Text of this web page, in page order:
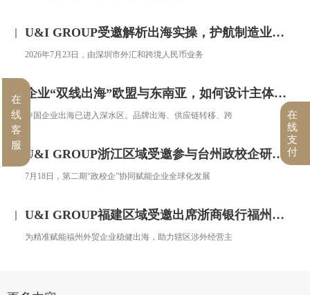
U&I GROUP受邀解析出海实操，护航制造业企业汇率风险管理
2026年7月23日，由深圳市外汇和跨境人民币业务
企业“双线出海”欧盟与东南亚，如何设计主体架构？——对话汇智集团
中国企业出海已进入深水区。品牌出海、供应链转移、跨
U&I GROUP浙江区域受邀参与台州政校企研修班，助力浙企搭建跨境投资合规框架
7月18日，第二期“政校企”协同赋能企业全球化发展
U&I GROUP福建区域受邀出席浙商银行福州分行跨境金融服务宣讲会圆满落幕
为精准赋能福州外贸企业稳健出海，助力辖区涉外经营主
在
线
客
服
在
线
支
付